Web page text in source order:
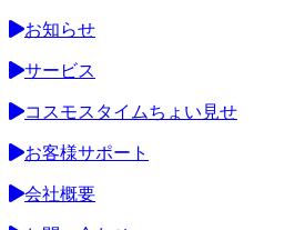
お知らせ
サービス
コスモスタイムちょい見せ
お客様サポート
会社概要